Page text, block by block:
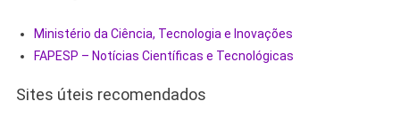
Ministério da Ciência, Tecnologia e Inovações
FAPESP – Notícias Científicas e Tecnológicas
Sites úteis recomendados